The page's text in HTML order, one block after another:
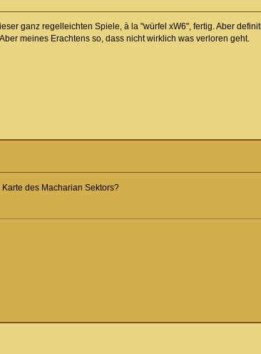
ganz regelleichten Spiele, à la "würfel xW6", fertig. Aber
meines Erachtens so, dass nicht wirklich was verloren geht.
des Macharian Sektors?